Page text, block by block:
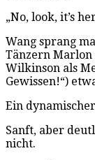
„No, look, it’s
Wang sprang
Tänzern Marlon
Wilkinson als
Gewissen!“)
Ein
Sanft, aber
nicht.